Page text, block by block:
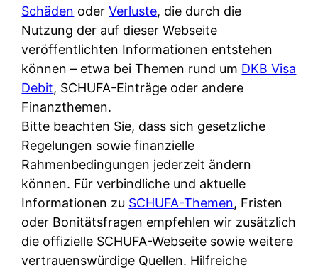
a
n
k
k
a
r
t
e
n
M
I
R
?
o
t
n
o
u
w
r
m
a
a
m
p
r
i
v
a
t
e
n
K
Schäden oderVerluste, die durch die
Nutzung der auf dieser Webseite
veröffentlichten Informationen entstehen
können – etwa bei Themen rund um DKB Visa
Debit, SCHUFA-Einträge oder andere
Finanzthemen.
Bitte beachten Sie, dass sich gesetzliche
Regelungen sowie finanzielle
Rahmenbedingungen jederzeit ändern
können. Für verbindliche und aktuelle
Informationen zu SCHUFA-Themen, Fristen
oder Bonitätsfragen empfehlen wir zusätzlich
die offizielle SCHUFA-Webseite sowie weitere
vertrauenswürdige Quellen. Hilfreiche